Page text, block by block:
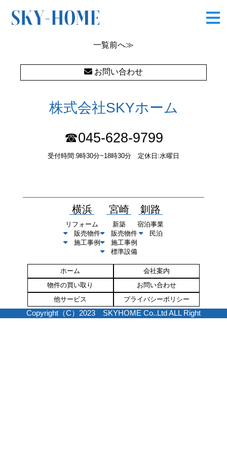
OLYMPUS DIGITAL CAMERA
一覧前へ≫
お問い合わせ
株式会社SKYホーム
☎045-628-9799
受付時間:9時30分~18時30分 定休日:水曜日
横浜
リフォーム
販売物件
施工事例
宮崎
新築
販売物件
施工事例
標準設備
釧路
宿泊事業
民泊
ホーム
会社案内
物件の買い取り
お問い合わせ
他サービス
プライバシーポリシー
Copyright（C）2023 SKYHOME Co..Ltd ALL Right